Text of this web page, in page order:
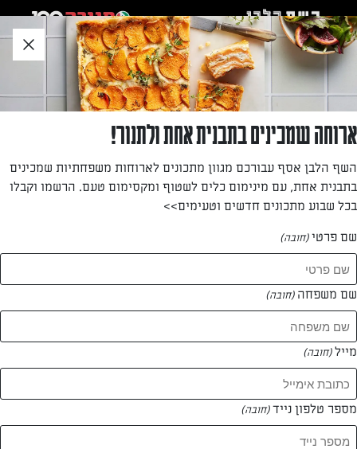
לאזור
תוכן
תחתון
אילן גור
—
המתכונים של אילן גור
1 מתכונים
ארוחה שמכינים בתבנית אחת ולתנור!
השף הלבן אסף עבורכם מגוון מתכונים לארוחות משפחתיות שמכינים
בתבנית אחת, עם מינימום כלים לשטוף ומקסימום טעם. הרשמו וקבלו
בכל שבוע מתכונים חדשים וטעימים>>
שם פרטי(חובה)
שם משפחה (חובה)
מייל(חובה)
מספר טלפון נייד(חובה)